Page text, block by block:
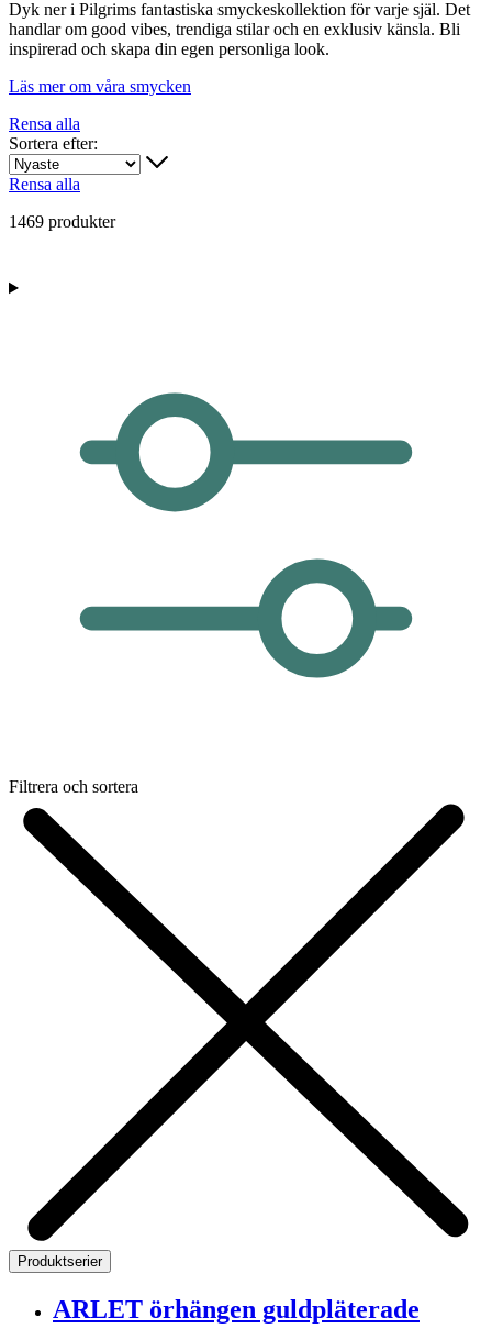
Dyk ner i Pilgrims fantastiska smyckeskollektion för varje själ. Det
handlar om good vibes, trendiga stilar och en exklusiv känsla. Bli
inspirerad och skapa din egen personliga look.
Läs mer om våra smycken
Rensa alla
Sortera efter:
Rensa alla
1469 produkter
Filtrera och sortera
Produktserier
ARLET örhängen guldpläterade